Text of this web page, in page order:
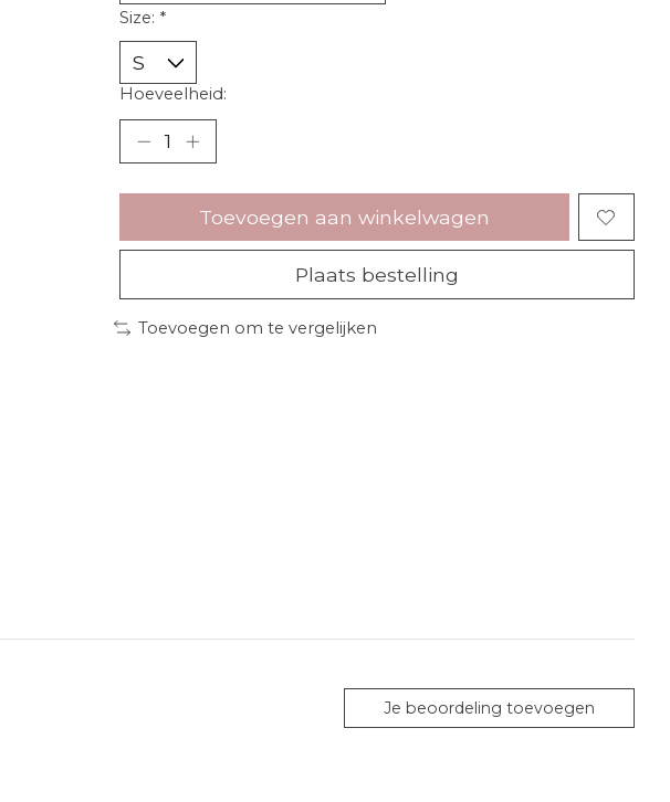
Size: *
Hoeveelheid:
Toevoegen aan winkelwagen
Plaats bestelling
Toevoegen om te vergelijken
Je beoordeling toevoegen